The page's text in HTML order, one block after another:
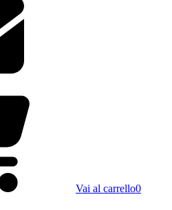
Vai al carrello0